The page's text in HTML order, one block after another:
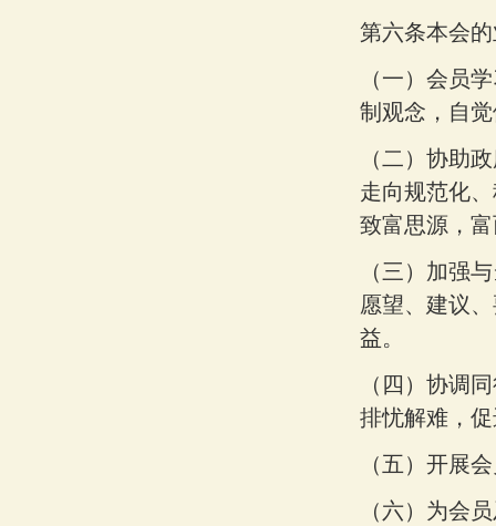
第六条本会
（一） 会员
制观念，自
（二） 协助
走向规范化
致富思源，
（三） 加强
愿望、建议
益。
（四） 协调
排忧解难，
（五） 开展
（六） 为会